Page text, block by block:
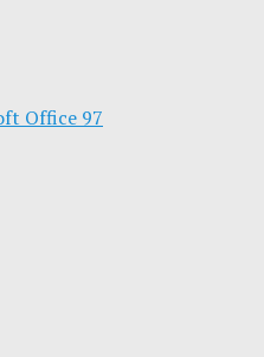
Office 97